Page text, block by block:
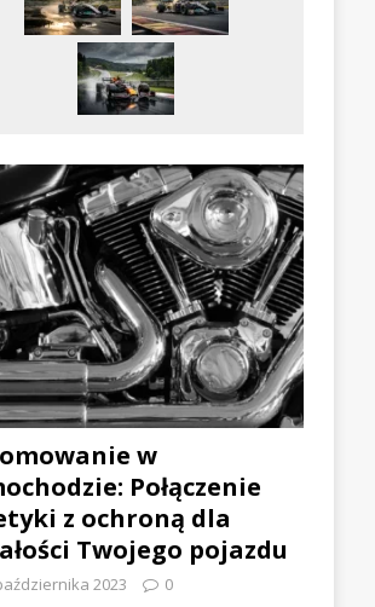
w
Połączenie
z ochroną dla
Twojego pojazdu
2023 0